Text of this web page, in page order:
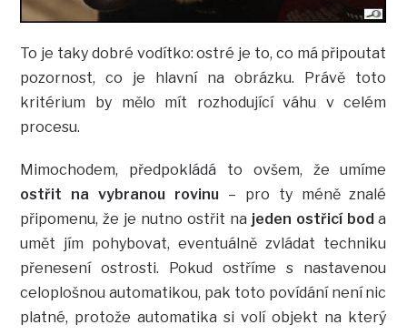
To je taky dobré vodítko: ostré je to, co má připoutat
pozornost, co je hlavní na obrázku. Právě toto
kritérium by mělo mít rozhodující váhu v celém
procesu.
Mimochodem, předpokládá to ovšem, že umíme
ostřit na vybranou rovinu – pro ty méně znalé
připomenu, že je nutno ostřit na jeden ostřicí boda
umět jím pohybovat, eventuálně zvládat techniku
přenesení ostrosti. Pokud ostříme s nastavenou
celoplošnou automatikou, pak toto povídání není nic
platné, protože automatika si volí objekt na který